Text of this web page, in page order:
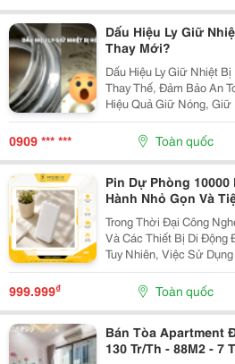
Dấu Hiệu Ly Giữ
Thay Mới?
Dấu Hiệu Ly Giữ Nhiệt
Thay Thế, Đảm Bảo An
Hiệu Quả Giữ Nóng, Giữ
Cozycup Tìm Hiểu
Viết Dưới
0909 *** *** Toàn quốc
Pin Dự Phòng
Hành Nhỏ Gọn Và
Trong Thời Đại Công
Và Các Thiết Bị Di Động
Tuy Nhiên, Việc Sử
Cạn Kiệt Nhanh Chóng.
Biến Nhất Hiện Nay
999.999₫ Toàn quốc
Bán Tòa Apartment
130 Tr/Th - 88M2 - 7